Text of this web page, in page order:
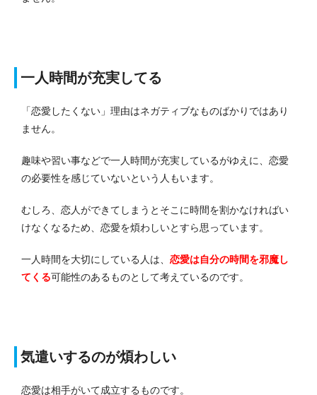
一人時間が充実してる
「恋愛したくない」理由はネガティブなものばかりではあり
ません。
趣味や習い事などで一人時間が充実しているがゆえに、恋愛
の必要性を感じていないという人もいます。
むしろ、恋人ができてしまうとそこに時間を割かなければい
けなくなるため、恋愛を煩わしいとすら思っています。
一人時間を大切にしている人は、 恋愛は自分の時間を邪魔し
てくる可能性のあるものとして考えているのです。
気遣いするのが煩わしい
恋愛は相手がいて成立するものです。